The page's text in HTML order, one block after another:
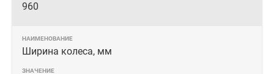
960
Ширина колеса, мм